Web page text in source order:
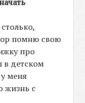
помню свою
про
в детском
меня
жизнь с